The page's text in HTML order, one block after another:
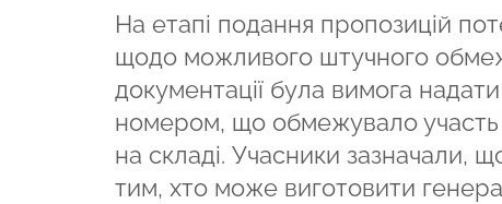
На етапі подання пропозицій
щодо можливого штучного
документації була вимога
номером, що обмежувало участь
на складі. Учасники зазначали,
тим, хто може виготовити